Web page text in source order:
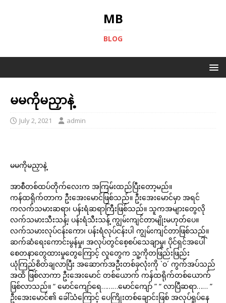
MB
BLOG
မမကိုမညှာနဲ့
July 2, 2021 admin
မမကိုမညှာနဲ့
အာစီတစ်ထပ်တိုက်လေးက အကြမ်းထည်ပြီးတော့မည်။
ကန်ထရိုက်တာက ဦးအေးမောင်ဖြစ်သည်။ ဦးအေးမောင်မှာ အရင်
ကလက်သမားဆရာ၊ ပန်းရံဆရာကြီးဖြစ်သည်။ သူကအများတွေလို
လက်သမားသီးသန့်၊ ပန်းရံသီးသန့် ကျွမ်းကျင်တာမျိုးမဟုတ်ပေ။
လက်သမားလုပ်ငန်းကော၊ ပန်းရံလုပ်ငန်းပါ ကျွမ်းကျင်တာဖြစ်သည်။
ဆက်ဆံရေးကောင်းမွန်မှု၊ အလုပ်တွင်စေ့စပ်သေချာမှု၊ ပိုင်ရှင်အပေါ်
စေတနာတွေထားမှုတွေကြောင့် လူတွေက သူ့ကိုတဖြည်းဖြည်း
ယုံကြည်စိတ်ချလာပြီး အဆောက်အဦးတစ်ခုလုံးကို `ဝ´ ကွက်အပ်သည်
အထိ ဖြစ်လာကာ ဦးအေးမောင် တစ်ယောက် ကန်ထရိုက်တစ်ယောက်
ဖြစ်လာသည်။ “ မောင်ကျော်ရေ………မောင်ကျော် ” “ လာပြီဆရာ…… ”
ဦးအေးမောင်၏ ခေါ်သံကြောင့် ပေကြိုးတစ်ချောင်းဖြစ် အလုပ်ရှုပ်နေ